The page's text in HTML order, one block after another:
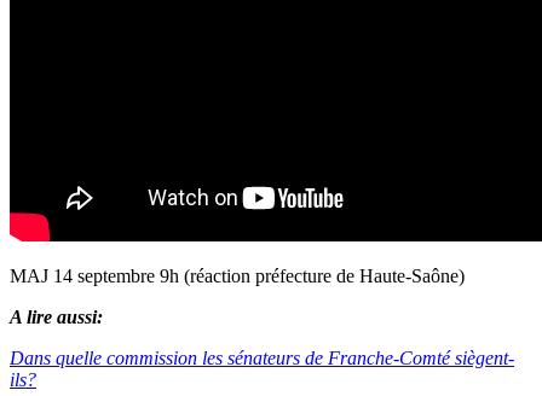
MAJ 14 septembre 9h (réaction préfecture de Haute-Saône)
A lire aussi:
Dans quelle commission les sénateurs de Franche-Comté siègent-
ils?